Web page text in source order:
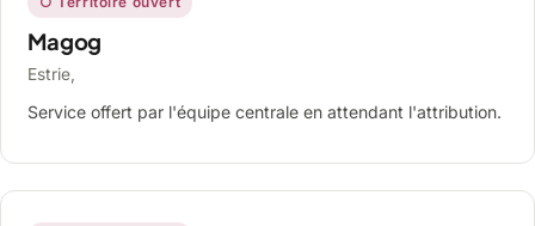
Magog
Estrie,
Service offert par l'équipe centrale en attendant l'attribution.